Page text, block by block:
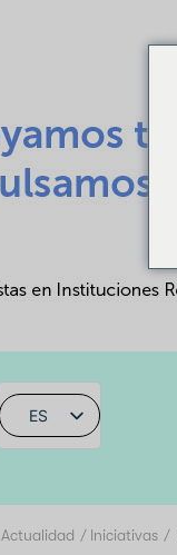
ES
Actualidad Iniciativas